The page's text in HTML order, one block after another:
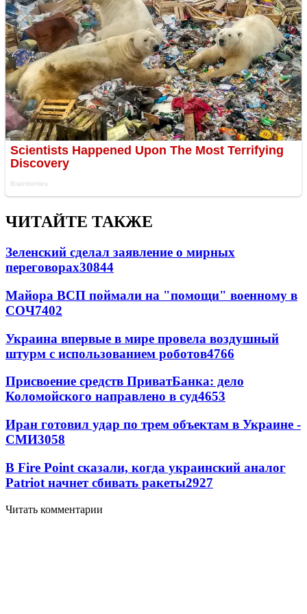
ЧИТАЙТЕ ТАКЖЕ
Зеленский сделал заявление о мирных
переговорах30844
Майора ВСП поймали на "помощи" военному в
СОЧ7402
Украина впервые в мире провела воздушный
штурм с использованием роботов4766
Присвоение средств ПриватБанка: дело
Коломойского направлено в суд4653
Иран готовил удар по трем объектам в Украине -
СМИ3058
В Fire Point сказали, когда украинский аналог
Patriot начнет сбивать ракеты2927
Читать комментарии